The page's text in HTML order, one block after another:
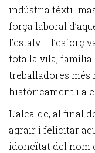
indústria tèxtil
força laboral
l’estalvi i l’esforç
tota la vila, família
treballadores més
històricament i a
L’alcalde, al final
agrair i felicitar
idoneïtat del nom